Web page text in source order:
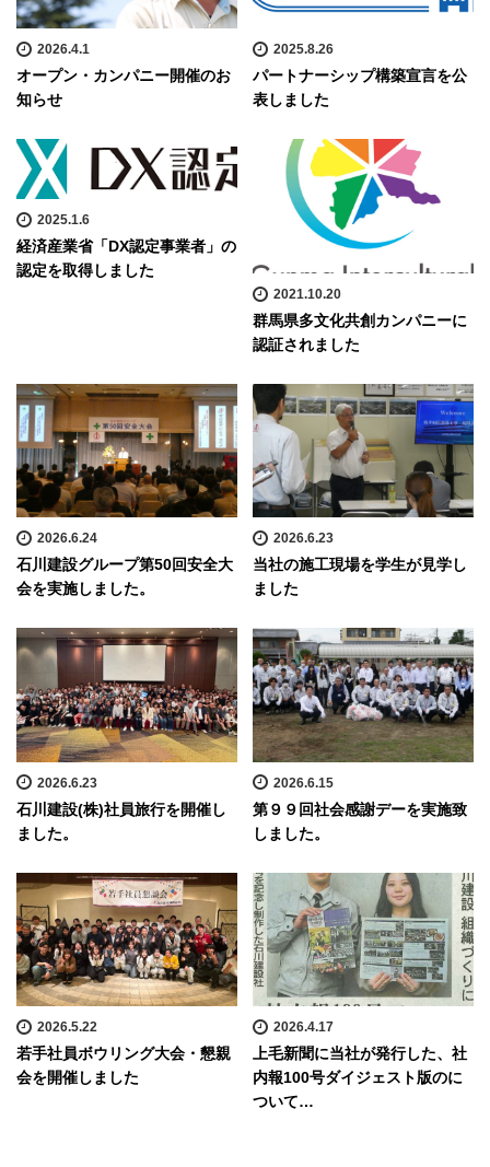
2026.4.1
オープン・カンパニー開催のお
知らせ
2025.8.26
パートナーシップ構築宣言を公
表しました
2025.1.6
経済産業省「DX認定事業者」の
認定を取得しました
2021.10.20
群馬県多文化共創カンパニーに
認証されました
2026.6.24
石川建設グループ第50回安全大
会を実施しました。
2026.6.23
当社の施工現場を学生が見学し
ました
2026.6.23
石川建設(株)社員旅行を開催し
ました。
2026.6.15
第９９回社会感謝デーを実施致
しました。
2026.5.22
若手社員ボウリング大会・懇親
会を開催しました
2026.4.17
上毛新聞に当社が発行した、社
内報100号ダイジェスト版のに
ついて…